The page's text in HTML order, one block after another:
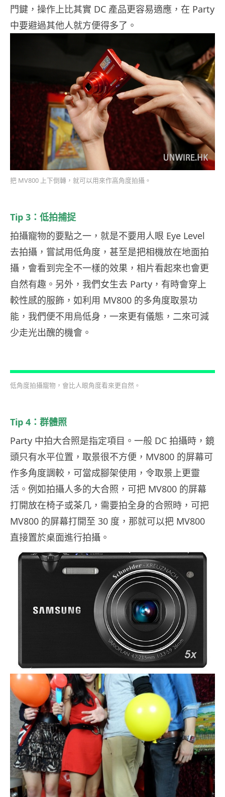
門鍵，操作上比其實 DC 產品更容易適應，在 Party
中要避過其他人就方便得多了。
把 MV800 上下倒轉，就可以用來作高角度拍攝。
Tip 3：低拍捕捉
拍攝寵物的要點之一，就是不要用人眼 Eye Level
去拍攝，嘗試用低角度，甚至是把相機放在地面拍
攝，會看到完全不一樣的效果，相片看起來也會更
自然有趣。另外，我們女生去 Party，有時會穿上
較性感的服飾，如利用 MV800 的多角度取景功
能，我們便不用烏低身，一來更有儀態，二來可減
少走光出醜的機會。
低角度拍攝寵物，會比人眼角度看來更自然。
Tip 4：群體照
Party 中拍大合照是指定項目。一般 DC 拍攝時，鏡
頭只有水平位置，取景很不方便，MV800 的屏幕可
作多角度調較，可當成腳架使用，令取景上更靈
活。例如拍攝人多的大合照，可把 MV800 的屏幕
打開放在椅子或茶几，需要拍全身的合照時，可把
MV800 的屏幕打開至 30 度，那就可以把 MV800
直接置於桌面進行拍攝。